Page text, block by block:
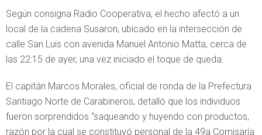
Según consigna Radio Cooperativa, el hecho afectó a un
local de la cadena Susaron, ubicado en la intersección de
calle San Luis con avenida Manuel Antonio Matta, cerca de
las 22:15 de ayer, una vez iniciado el toque de queda.
El capitán Marcos Morales, oficial de ronda de la Prefectura
Santiago Norte de Carabineros, detalló que los individuos
fueron sorprendidos “saqueando y huyendo con productos,
razón por la cual se constituyó personal de la 49a Comisaría